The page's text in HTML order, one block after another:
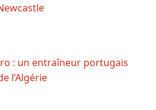
: un entraîneur portugais
l’Algérie